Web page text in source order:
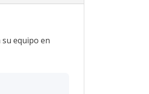
su equipo en